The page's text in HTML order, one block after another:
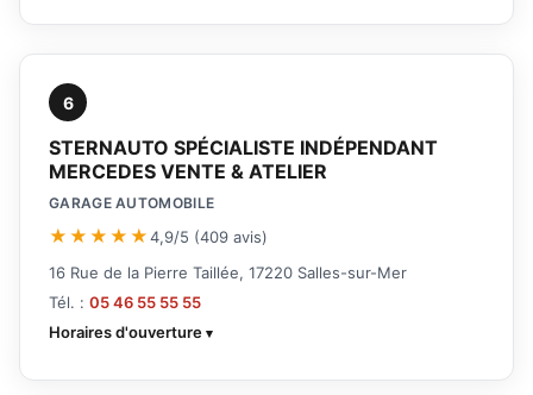
6
STERNAUTO SPÉCIALISTE INDÉPENDANT
MERCEDES VENTE & ATELIER
GARAGE AUTOMOBILE
★★★★★4,9/5 (409 avis)
16 Rue de la Pierre Taillée, 17220 Salles-sur-Mer
Tél. : 05 46 55 55 55
Horaires d'ouverture